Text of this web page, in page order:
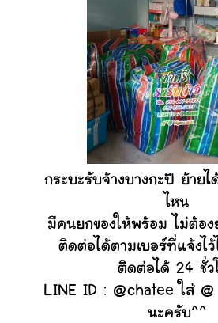
กระบะรับจ้างบางกะปิ ย้าย
ไหน
มีคนยกของให้พร้อม ไม่ต้อง
ติดต่อได้ตามเบอร์ที่แจ้งไ
ติดต่อได้ 24 ชั่ว
LINE ID : @chatee ใส่
นะครับ^^